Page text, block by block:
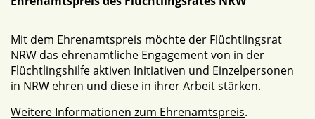
Mit dem Ehrenamtspreis möchte der Flüchtlingsrat
NRW das ehrenamtliche Engagement von in der
Flüchtlingshilfe aktiven Initiativen und Einzelpersonen
in NRW ehren und diese in ihrer Arbeit stärken.
Weitere Informationen zum Ehrenamtspreis.